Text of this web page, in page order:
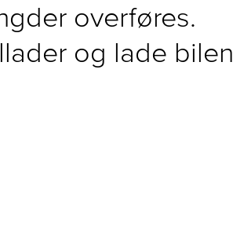
overføres.
og lade bilen